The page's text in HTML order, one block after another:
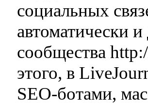
социальных
автоматически
сообщества
этого, в
SEO-ботами,